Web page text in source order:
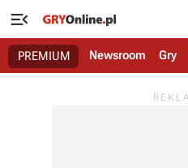

PREMIUM Newsroom Gry